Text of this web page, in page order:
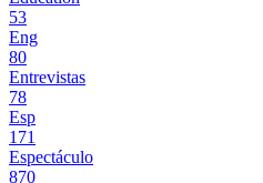
53
Eng
80
Entrevistas
78
Esp
171
Espectáculo
870